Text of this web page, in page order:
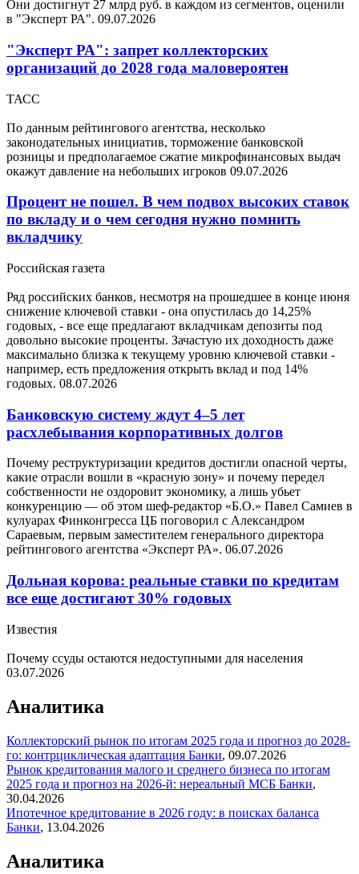
Они достигнут 27 млрд руб. в каждом из сегментов, оценили
в "Эксперт РА". 09.07.2026
"Эксперт РА": запрет коллекторских
организаций до 2028 года маловероятен
ТАСС
По данным рейтингового агентства, несколько
законодательных инициатив, торможение банковской
розницы и предполагаемое сжатие микрофинансовых выдач
окажут давление на небольших игроков 09.07.2026
Процент не пошел. В чем подвох высоких ставок
по вкладу и о чем сегодня нужно помнить
вкладчику
Российская газета
Ряд российских банков, несмотря на прошедшее в конце июня
снижение ключевой ставки - она опустилась до 14,25%
годовых, - все еще предлагают вкладчикам депозиты под
довольно высокие проценты. Зачастую их доходность даже
максимально близка к текущему уровню ключевой ставки -
например, есть предложения открыть вклад и под 14%
годовых. 08.07.2026
Банковскую систему ждут 4–5 лет
расхлебывания корпоративных долгов
Почему реструктуризации кредитов достигли опасной черты,
какие отрасли вошли в «красную зону» и почему передел
собственности не оздоровит экономику, а лишь убьет
конкуренцию — об этом шеф-редактор «Б.О.» Павел Самиев в
кулуарах Финконгресса ЦБ поговорил с Александром
Сараевым, первым заместителем генерального директора
рейтингового агентства «Эксперт РА». 06.07.2026
Дольная корова: реальные ставки по кредитам
все еще достигают 30% годовых
Известия
Почему ссуды остаются недоступными для населения
03.07.2026
Аналитика
Коллекторский рынок по итогам 2025 года и прогноз до 2028-
го: контрциклическая адаптация Банки, 09.07.2026
Рынок кредитования малого и среднего бизнеса по итогам
2025 года и прогноз на 2026-й: нереальный МСБ Банки,
30.04.2026
Ипотечное кредитование в 2026 году: в поисках баланса
Банки, 13.04.2026
Аналитика